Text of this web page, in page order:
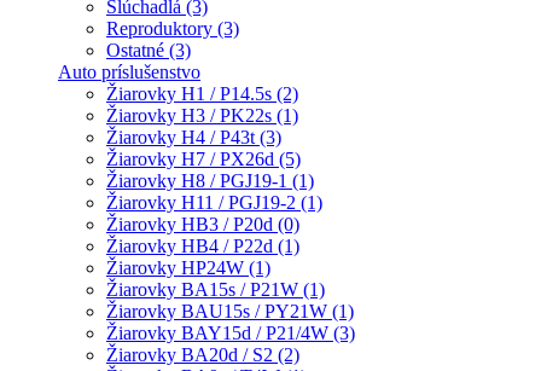
Slúchadlá (3)
Reproduktory (3)
Ostatné (3)
Auto príslušenstvo
Žiarovky H1 / P14.5s (2)
Žiarovky H3 / PK22s (1)
Žiarovky H4 / P43t (3)
Žiarovky H7 / PX26d (5)
Žiarovky H8 / PGJ19-1 (1)
Žiarovky H11 / PGJ19-2 (1)
Žiarovky HB3 / P20d (0)
Žiarovky HB4 / P22d (1)
Žiarovky HP24W (1)
Žiarovky BA15s / P21W (1)
Žiarovky BAU15s / PY21W (1)
Žiarovky BAY15d / P21/4W (3)
Žiarovky BA20d / S2 (2)